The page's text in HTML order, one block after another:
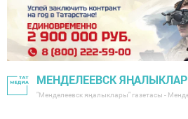
МЕНДЕЛЕЕВСК
"Менделеевск яңалыклары" газетасы -